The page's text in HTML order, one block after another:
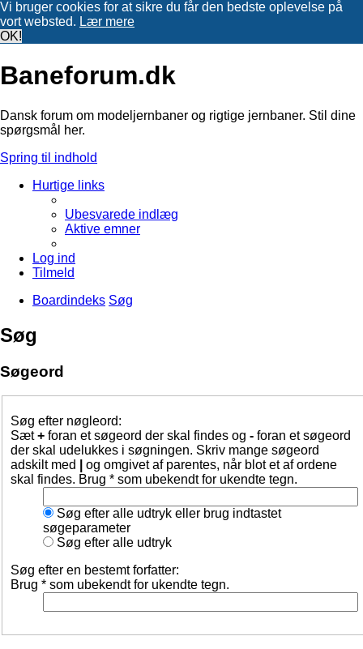
Vi bruger cookies for at sikre du får den bedste oplevelse på
vort websted. Lær mere
OK!
Baneforum.dk
Dansk forum om modeljernbaner og rigtige jernbaner. Stil dine
spørgsmål her.
Spring til indhold
Hurtige links
Ubesvarede indlæg
Aktive emner
Log ind
Tilmeld
Boardindeks Søg
Søg
Søgeord
Søg efter nøgleord:
Sæt+ foran et søgeord der skal findes og - foran et søgeord
der skal udelukkes i søgningen. Skriv mange søgeord
adskilt med
og omgivet af parentes, når blot et af ordene
skal findes. Brug * som ubekendt for ukendte tegn.
Søg efter alle udtryk eller brug indtastet
søgeparameter
Søg efter alle udtryk
Søg efter en bestemt forfatter:
Brug * som ubekendt for ukendte tegn.